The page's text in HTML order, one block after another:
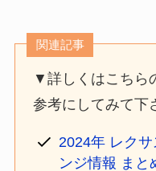
関連記事
▼詳しくはこちら
参考にしてみて下
2024年 レク
ンジ情報 まと